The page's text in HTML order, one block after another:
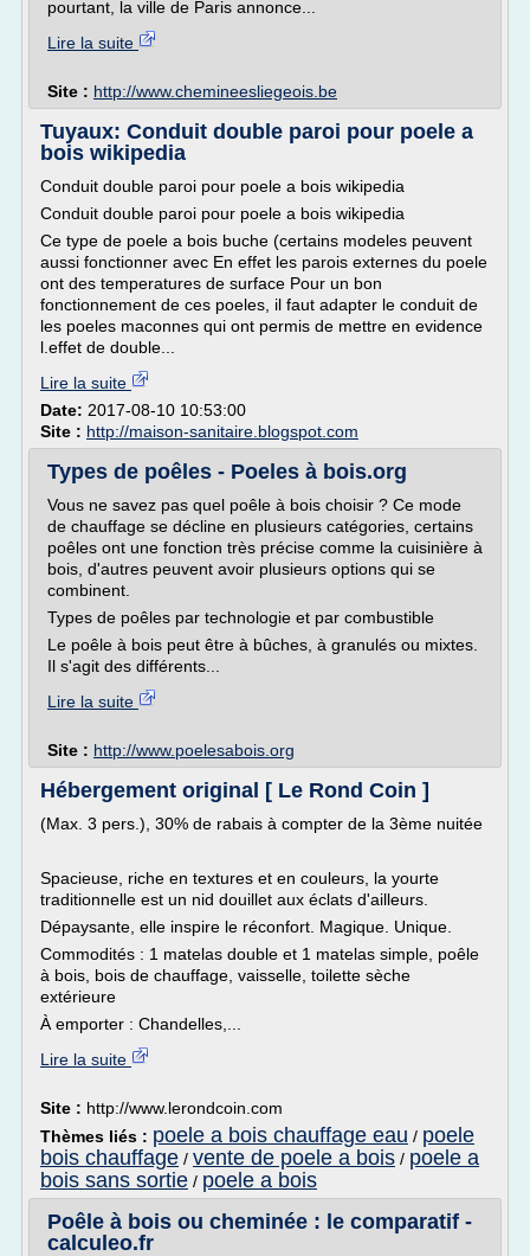
pourtant, la ville de Paris annonce...
Lire la suite
Site : http://www.chemineesliegeois.be
Tuyaux: Conduit double paroi pour poele a
bois wikipedia
Conduit double paroi pour poele a bois wikipedia
Conduit double paroi pour poele a bois wikipedia
Ce type de poele a bois buche (certains modeles peuvent
aussi fonctionner avec En effet les parois externes du poele
ont des temperatures de surface Pour un bon
fonctionnement de ces poeles, il faut adapter le conduit de
les poeles maconnes qui ont permis de mettre en evidence
l.effet de double...
Lire la suite
Date: 2017-08-10 10:53:00
Site : http://maison-sanitaire.blogspot.com
Types de poêles - Poeles à bois.org
Vous ne savez pas quel poêle à bois choisir ? Ce mode
de chauffage se décline en plusieurs catégories, certains
poêles ont une fonction très précise comme la cuisinière à
bois, d'autres peuvent avoir plusieurs options qui se
combinent.
Types de poêles par technologie et par combustible
Le poêle à bois peut être à bûches, à granulés ou mixtes.
Il s'agit des différents...
Lire la suite
Site : http://www.poelesabois.org
Hébergement original [ Le Rond Coin ]
(Max. 3 pers.), 30% de rabais à compter de la 3ème nuitée
Spacieuse, riche en textures et en couleurs, la yourte
traditionnelle est un nid douillet aux éclats d'ailleurs.
Dépaysante, elle inspire le réconfort. Magique. Unique.
Commodités : 1 matelas double et 1 matelas simple, poêle
à bois, bois de chauffage, vaisselle, toilette sèche
extérieure
À emporter : Chandelles,...
Lire la suite
Site : http://www.lerondcoin.com
Thèmes liés : poele a bois chauffage eau / poele
bois chauffage / vente de poele a bois / poele a
bois sans sortie / poele a bois
Poêle à bois ou cheminée : le comparatif -
calculeo.fr